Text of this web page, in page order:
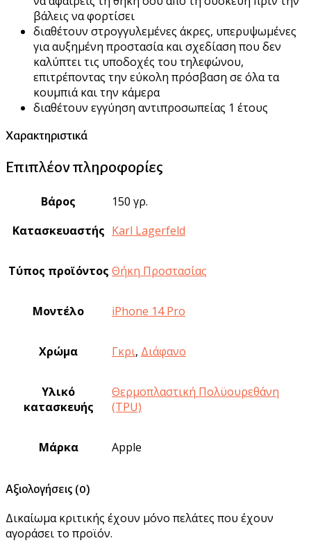
βάλεις να φορτίσει
διαθέτουν στρογγυλεμένες άκρες, υπερυψωμένες
για αυξημένη προστασία και σχεδίαση που δεν
καλύπτει τις υποδοχές του τηλεφώνου,
επιτρέποντας την εύκολη πρόσβαση σε όλα τα
κουμπιά και την κάμερα
διαθέτουν εγγύηση αντιπροσωπείας 1 έτους
Χαρακτηριστικά
Επιπλέον πληροφορίες
Βάρος
150 γρ.
Κατασκευαστής Karl Lagerfeld
Τύπος προϊόντος Θήκη Προστασίας
Μοντέλο iPhone 14 Pro
Χρώμα Γκρι, Διάφανο
Υλικό
κατασκευής
Θερμοπλαστική Πολϋουρεθάνη
(TPU)
Μάρκα Apple
Αξιολογήσεις (0)
Δικαίωμα κριτικής έχουν μόνο πελάτες που έχουν
αγοράσει το προϊόν.